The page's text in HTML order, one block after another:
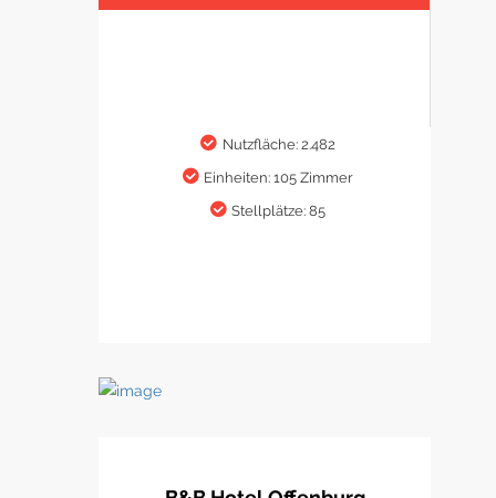
Nutzfläche: 2.482
Einheiten: 105 Zimmer
Stellplätze: 85